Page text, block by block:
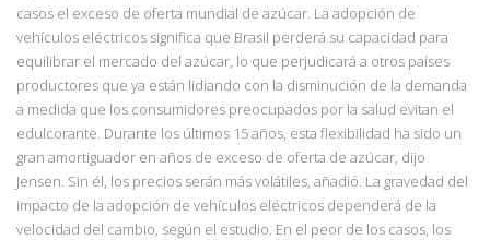
casos el exceso de oferta mundial de azúcar. La adopción de
vehículos eléctricos significa que Brasil perderá su capacidad para
equilibrar el mercado del azúcar, lo que perjudicará a otros países
productores que ya están lidiando con la disminución de la demanda
a medida que los consumidores preocupados por la salud evitan el
edulcorante. Durante los últimos 15 años, esta flexibilidad ha sido un
gran amortiguador en años de exceso de oferta de azúcar, dijo
Jensen. Sin él, los precios serán más volátiles, añadió. La gravedad del
impacto de la adopción de vehículos eléctricos dependerá de la
velocidad del cambio, según el estudio. En el peor de los casos, los